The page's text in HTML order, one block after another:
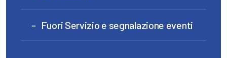
Fuori Servizio e segnalazione eventi